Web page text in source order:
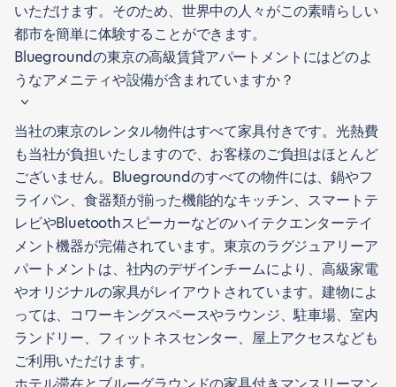
いただけます。そのため、世界中の人々がこの素晴らしい
都市を簡単に体験することができます。
Bluegroundの東京の高級賃貸アパートメントにはどのよ
うなアメニティや設備が含まれていますか？
当社の東京のレンタル物件はすべて家具付きです。光熱費
も当社が負担いたしますので、お客様のご負担はほとんど
ございません。Bluegroundのすべての物件には、鍋やフ
ライパン、食器類が揃った機能的なキッチン、スマートテ
レビやBluetoothスピーカーなどのハイテクエンターテイ
メント機器が完備されています。東京のラグジュアリーア
パートメントは、社内のデザインチームにより、高級家電
やオリジナルの家具がレイアウトされています。建物によ
っては、コワーキングスペースやラウンジ、駐車場、室内
ランドリー、フィットネスセンター、屋上アクセスなども
ご利用いただけます。